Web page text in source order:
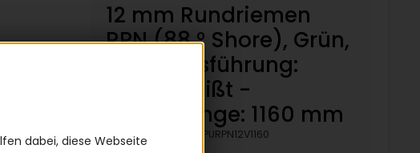
12 mm Rundriemen
RPN (88 ° Shore), Grün,
Rau - Ausführung:
verschweißt -
Bezugslänge: 1160 mm
Artikelnummer: KPURPN12V1160
dabei, diese Webseite